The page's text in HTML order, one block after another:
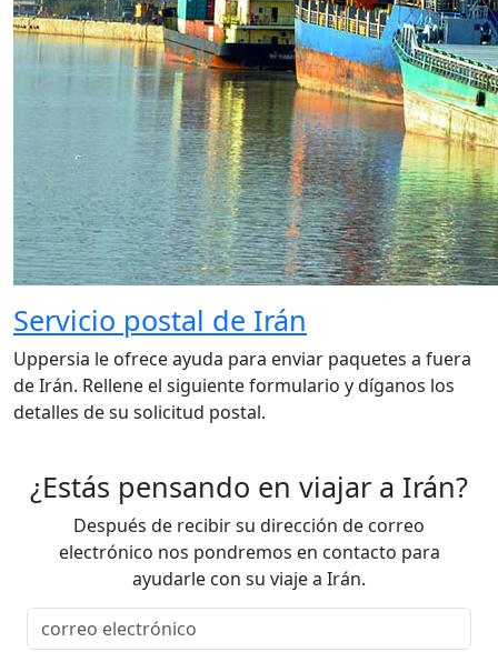
Servicio postal de Irán
Uppersia le ofrece ayuda para enviar paquetes a fuera
de Irán. Rellene el siguiente formulario y díganos los
detalles de su solicitud postal.
¿Estás pensando en viajar a Irán?
Después de recibir su dirección de correo
electrónico nos pondremos en contacto para
ayudarle con su viaje a Irán.